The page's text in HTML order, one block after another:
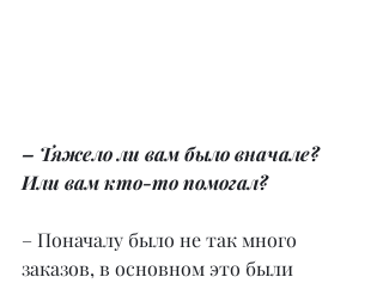
– Тяжело ли вам было вначале?
Или вам кто-то помогал?
– Поначалу было не так много
заказов, в основном это были